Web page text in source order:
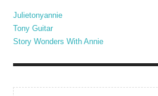
Julietonyannie
Tony Guitar
Story Wonders With Annie